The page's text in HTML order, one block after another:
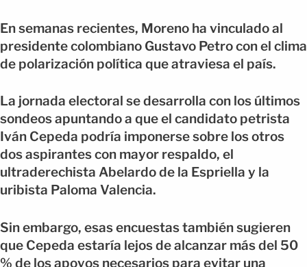
En semanas recientes, Moreno ha vinculado al
presidente colombiano Gustavo Petro con el clima
de polarización política que atraviesa el país.
La jornada electoral se desarrolla con los últimos
sondeos apuntando a que el candidato petrista
Iván Cepeda podría imponerse sobre los otros
dos aspirantes con mayor respaldo, el
ultraderechista Abelardo de la Espriella y la
uribista Paloma Valencia.
Sin embargo, esas encuestas también sugieren
que Cepeda estaría lejos de alcanzar más del 50
% de los apoyos necesarios para evitar una